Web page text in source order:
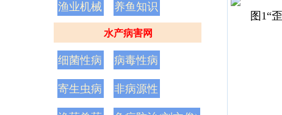
渔业机械 养鱼知识
水产病害网
细菌性病 病毒性病
寄生虫病 非病源性
图1“